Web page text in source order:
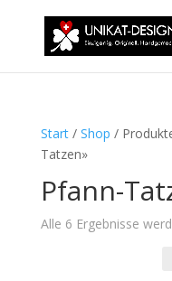
Start/ Shop /
Tatzen»
Pfann-
Alle 6 Ergebnisse